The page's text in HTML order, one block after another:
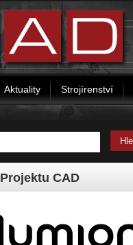
Aktuality Strojírenství
Projektu CAD